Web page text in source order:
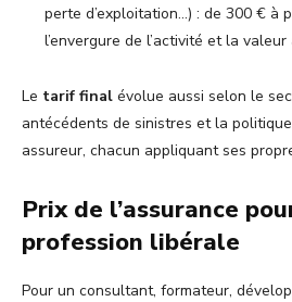
perte d’exploitation…) : de 300 € à
l’envergure de l’activité et la valeur
Le tarif final évolue aussi selon le
antécédents de sinistres et la
assureur, chacun appliquant ses
Prix de l’assurance
profession libérale
Pour un consultant, formateur,